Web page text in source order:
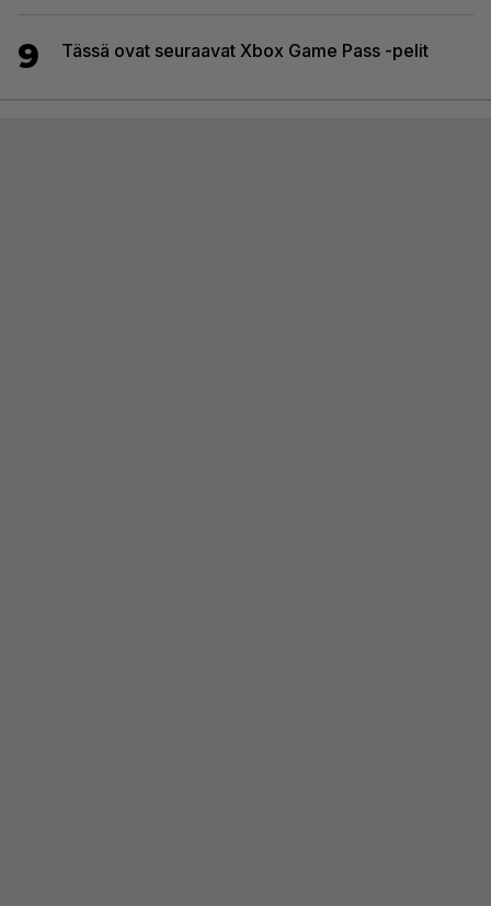
9 Tässä ovat seuraavat Xbox Game Pass -pelit